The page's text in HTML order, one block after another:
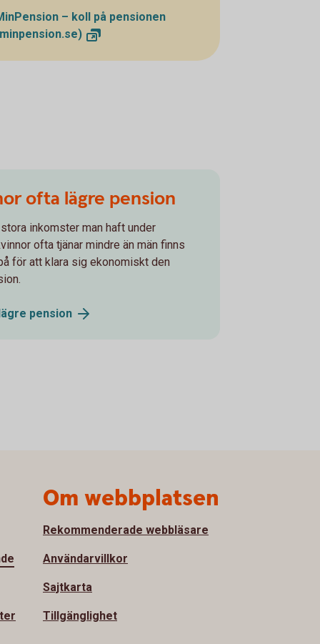
– koll på pensionen
ofta lägre pension
inkomster man haft under
ofta tjänar mindre än män finns
för att klara sig ekonomiskt den
pension
Om webbplatsen
Rekommenderade webbläsare
Användarvillkor
Sajtkarta
Tillgänglighet